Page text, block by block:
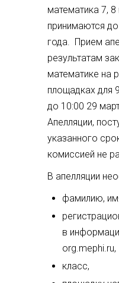
математика 7,
принимаются
года. Прием
результатам
математике на
площадках для
до 10:00 29
Апелляции,
указанного
комиссией не
В апелляции
фамилию,
в
org.mephi.ru,
класс,